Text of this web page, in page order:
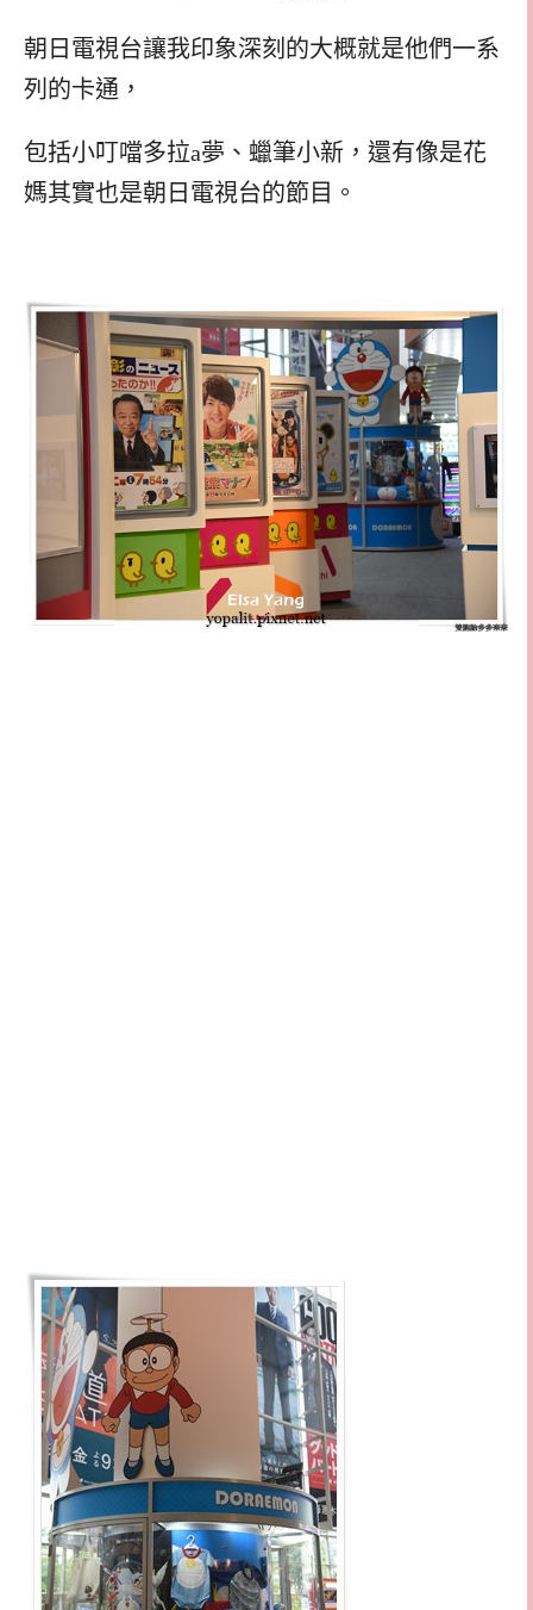
朝日電視台讓我印象深刻的大概就是他們一系
列的卡通，
包括小叮噹多拉a夢、蠟筆小新，還有像是花
媽其實也是朝日電視台的節目。